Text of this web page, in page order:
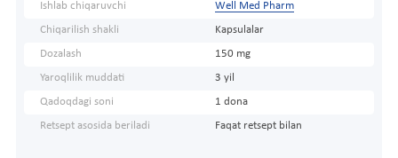
Ishlab chiqaruvchi Well Med Pharm
Chiqarilish shakli Kapsulalar
Dozalash 150 mg
Yaroqlilik muddati 3 yil
Qadoqdagi soni 1 dona
Retsept asosida beriladi Faqat retsept bilan